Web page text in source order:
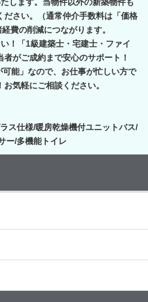
します。当物件以外の新築物件も
さい。（通常仲介手数料は「価格
費の削減につながります。
！「1級建築士・宅建士・ファイ
がご成約まで安心のサポート！
能」なので、お仕事が忙しい方で
気軽にご相談ください。
ス仕様/暖房乾燥機付ユニットバス/
ー/多機能トイレ